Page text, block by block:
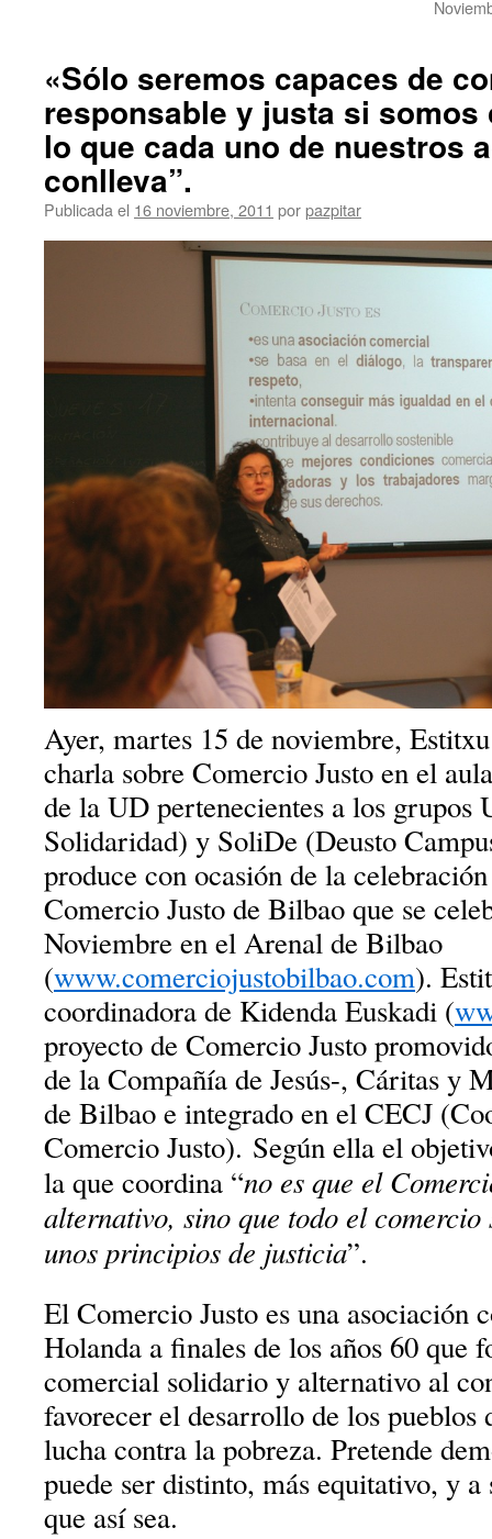
«Sólo seremos capaces de
responsable y justa si
lo que cada uno de nuestros
conlleva”.
Publicada el 16 noviembre, 2011 porpazpitar
Ayer, martes 15 de noviembre,
charla sobre Comercio Justo en el
de la UD pertenecientes a los grupos
Solidaridad) y SoliDe (Deusto
produce con ocasión de la
Comercio Justo de Bilbao que se
Noviembre en el Arenal de Bilbao
(www.comerciojustobilbao.com).
coordinadora de Kidenda Euskadi (
proyecto de Comercio Justo
de la Compañía de Jesús-, Cáritas y
de Bilbao e integrado en el CECJ
Comercio Justo). Según ella el
la que coordina “noes que el
alternativo, sino que todo el comercio
unos principios de justicia”.
El Comercio Justo es una asociación
Holanda a finales de los años 60 que
comercial solidario y alternativo al
favorecer el desarrollo de los
lucha contra la pobreza. Pretende
puede ser distinto, más equitativo, y a
que así sea.